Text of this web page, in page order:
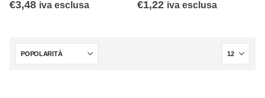
€3,48 iva esclusa €1,22 iva esclusa